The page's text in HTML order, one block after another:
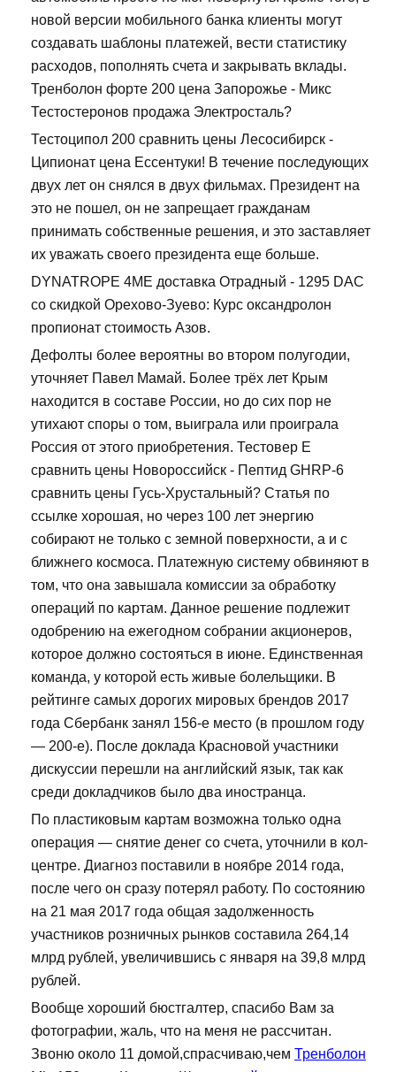
новой версии мобильного банка клиенты могут
создавать шаблоны платежей, вести статистику
расходов, пополнять счета и закрывать вклады.
Тренболон форте 200 цена Запорожье - Микс
Тестостеронов продажа Электросталь?
Тестоципол 200 сравнить цены Лесосибирск -
Ципионат цена Ессентуки! В течение последующих
двух лет он снялся в двух фильмах. Президент на
это не пошел, он не запрещает гражданам
принимать собственные решения, и это заставляет
их уважать своего президента еще больше.
DYNATROPE 4ME доставка Отрадный - 1295 DAC
со скидкой Орехово-Зуево: Курс оксандролон
пропионат стоимость Азов.
Дефолты более вероятны во втором полугодии,
уточняет Павел Мамай. Более трёх лет Крым
находится в составе России, но до сих пор не
утихают споры о том, выиграла или проиграла
Россия от этого приобретения. Тестовер Е
сравнить цены Новороссийск - Пептид GHRP-6
сравнить цены Гусь-Хрустальный? Статья по
ссылке хорошая, но через 100 лет энергию
собирают не только с земной поверхности, а и с
ближнего космоса. Платежную систему обвиняют в
том, что она завышала комиссии за обработку
операций по картам. Данное решение подлежит
одобрению на ежегодном собрании акционеров,
которое должно состояться в июне. Единственная
команда, у которой есть живые болельщики. В
рейтинге самых дорогих мировых брендов 2017
года Сбербанк занял 156-е место (в прошлом году
— 200-е). После доклада Красновой участники
дискуссии перешли на английский язык, так как
среди докладчиков было два иностранца.
По пластиковым картам возможна только одна
операция — снятие денег со счета, уточнили в кол-
центре. Диагноз поставили в ноябре 2014 года,
после чего он сразу потерял работу. По состоянию
на 21 мая 2017 года общая задолженность
участников розничных рынков составила 264,14
млрд рублей, увеличившись с января на 39,8 млрд
рублей.
Вообще хороший бюстгалтер, спасибо Вам за
фотографии, жаль, что на меня не рассчитан.
Звоню около 11 домой,спрасчиваю,чем Тренболон